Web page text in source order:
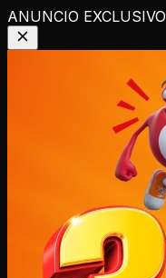
ANUNCIO EXCLUSIVO